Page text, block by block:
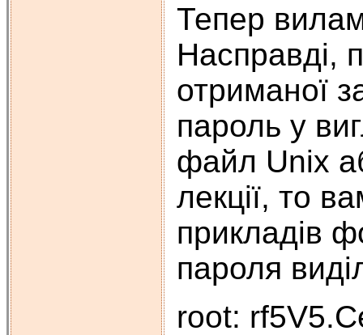
Тепер
Насправді,
отриманої
пароль у
файл Unix
лекції, то
прикладів
пароля
root: